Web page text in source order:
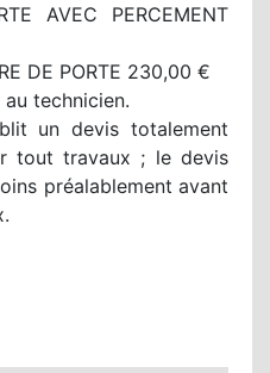
AVEC PERCEMENT
DE PORTE 230,00 €
technicien.
un devis totalement
tout travaux ; le devis
préalablement avant